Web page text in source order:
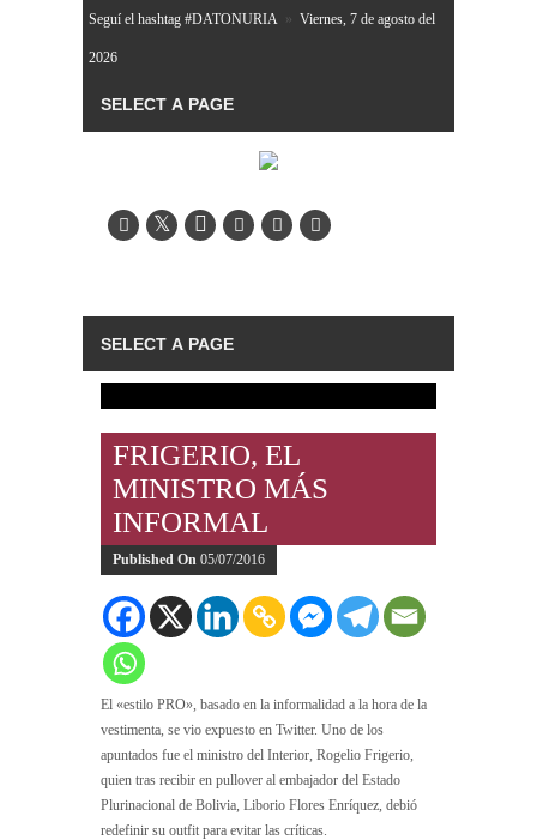
Seguí el hashtag #DATONURIA » Viernes, 7 de agosto del
2026
FRIGERIO, EL
MINISTRO MÁS
INFORMAL
Published On 05/07/2016
El «estilo PRO», basado en la informalidad a la hora de la
vestimenta, se vio expuesto en Twitter. Uno de los
apuntados fue el ministro del Interior, Rogelio Frigerio,
quien tras recibir en pullover al embajador del Estado
Plurinacional de Bolivia, Liborio Flores Enríquez, debió
redefinir su outfit para evitar las críticas.